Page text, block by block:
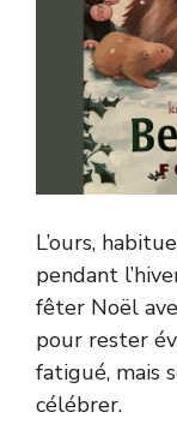
L’ours,
pendant
fêter Noël
pour rester
fatigué, mais
célébrer.